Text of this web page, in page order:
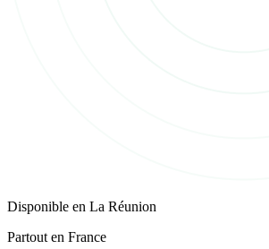
Disponible en La Réunion
Partout en France